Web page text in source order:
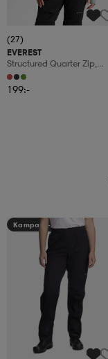
(27)
EVEREST
Structured Quarter Zip,
Funktionströja, Dam
199:-
Kampanj -25%